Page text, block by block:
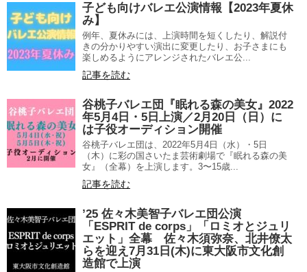
子ども向けバレエ公演情報【2023年夏休
み】
例年、夏休みには、上演時間を短くしたり、解説付
きの分かりやすい演出に変更したり、お子さまにも
楽しめるようにアレンジされたバレエ公...
記事を読む
谷桃子バレエ団『眠れる森の美女』2022
年5月4日・5日上演／2月20日（日）に
は子役オーディション開催
谷桃子バレエ団は、2022年5月4日（水）・5日
（木）に彩の国さいたま芸術劇場で『眠れる森の美
女』（全幕）を上演します。3〜15歳...
記事を読む
’25 佐々木美智子バレエ団公演
「ESPRIT de corps」「ロミオとジュリ
エット」全幕 佐々木須弥奈、北井僚太
らを迎え7月31日(木)に東大阪市文化創
造館で上演